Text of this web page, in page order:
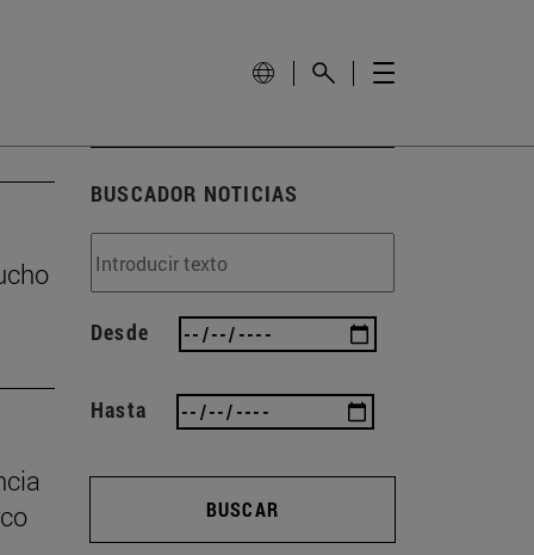
BUSCADOR NOTICIAS
Desde
Hasta
BUSCAR